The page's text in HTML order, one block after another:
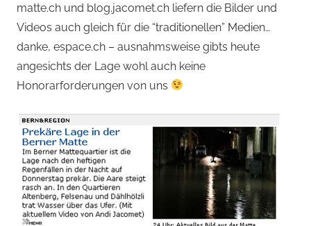
matte.ch und blog.jacomet.ch liefern die Bilder und
Videos auch gleich für die “traditionellen” Medien…
danke, espace.ch – ausnahmsweise gibts heute
angesichts der Lage wohl auch keine
Honorarforderungen von uns